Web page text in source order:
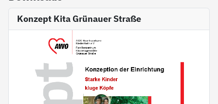
Konzept Kita Grünauer Straße